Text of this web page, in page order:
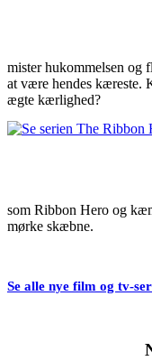
mister hukommelsen og
at være hendes kæreste.
ægte kærlighed?
som Ribbon Hero og
mørke skæbne.
Se alle nye film og tv-